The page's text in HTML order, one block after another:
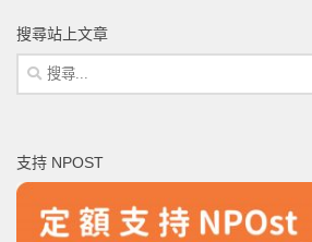
搜尋站上文章
搜
尋
字:
支持 NPOST